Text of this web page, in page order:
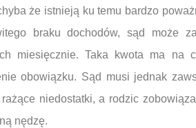
że istnieją ku temu bardzo
braku dochodów, sąd może
miesięcznie. Taka kwota ma na
obowiązku. Sąd musi jednak
niedostatki, a rodzic
nędzę.